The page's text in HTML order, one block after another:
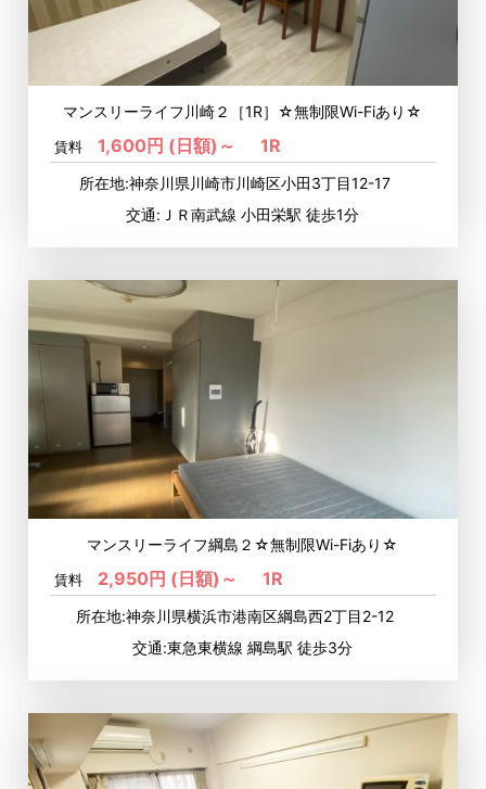
マンスリーライフ川崎２［1R］☆無制限Wi-Fiあり☆
賃料 1,600円 (日額)～ 1R
所在地:神奈川県川崎市川崎区小田3丁目12-17
交通:ＪＲ南武線 小田栄駅 徒歩1分
マンスリーライフ綱島２☆無制限Wi-Fiあり☆
賃料 2,950円 (日額)～ 1R
所在地:神奈川県横浜市港南区綱島西2丁目2-12
交通:東急東横線 綱島駅 徒歩3分